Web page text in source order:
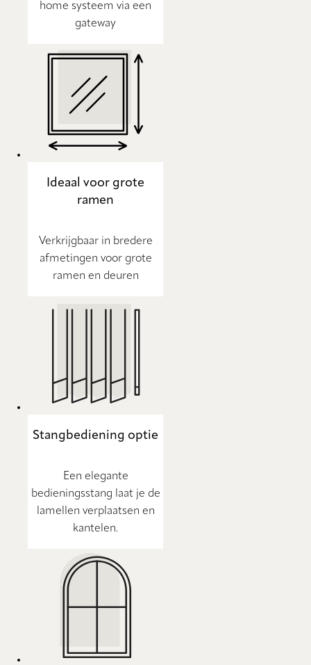
home systeem via een
gateway
Ideaal voor grote
ramen
Verkrijgbaar in bredere
afmetingen voor grote
ramen en deuren
Stangbediening optie
Een elegante
bedieningsstang laat je de
lamellen verplaatsen en
kantelen.